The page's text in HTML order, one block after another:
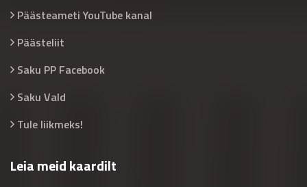
Päästeameti YouTube kanal
Päästeliit
Saku PP Facebook
Saku Vald
Tule liikmeks!
Leia meid kaardilt